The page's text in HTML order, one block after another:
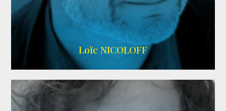
Wikipedia
Loïc NICOLOFF